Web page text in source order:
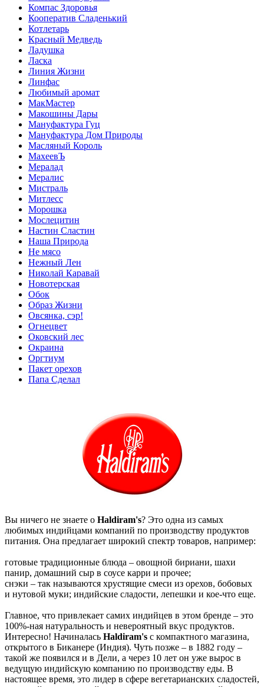
Компас Здоровья
Кооператив Сладенький
Котлетарь
Красный Медведь
Ладушка
Ласка
Линия Жизни
Линфас
Любимый аромат
МакМастер
Макошины Дары
Мануфактура Гуц
Мануфактура Дом Природы
Масляный Король
МахеевЪ
Мералад
Мералис
Мистраль
Митлесс
Морошка
Мослецитин
Настин Сластин
Наша Природа
Не мясо
Нежный Лен
Николай Каравай
Новотерская
Обок
Образ Жизни
Овсянка, сэр!
Огнецвет
Оковский лес
Окраина
Оргтиум
Пакет орехов
Папа Сделал
Вы ничего не знаете о Haldiram's? Это одна из самых
любимых индийцами компаний по производству продуктов
питания. Она предлагает широкий спектр товаров, например:
готовые традиционные блюда – овощной бириани, шахи
панир, домашний сыр в соусе карри и прочее;
снэки – так называются хрустящие смеси из орехов, бобовых
и нутовой муки; индийские сладости, лепешки и кое-что еще.
Главное, что привлекает самих индийцев в этом бренде – это
100%-ная натуральность и невероятный вкус продуктов.
Интересно! Начиналась Haldiram's с компактного магазина,
открытого в Биканере (Индия). Чуть позже – в 1882 году –
такой же появился и в Дели, а через 10 лет он уже вырос в
ведущую индийскую компанию по производству еды. В
настоящее время, это лидер в сфере вегетарианских сладостей,